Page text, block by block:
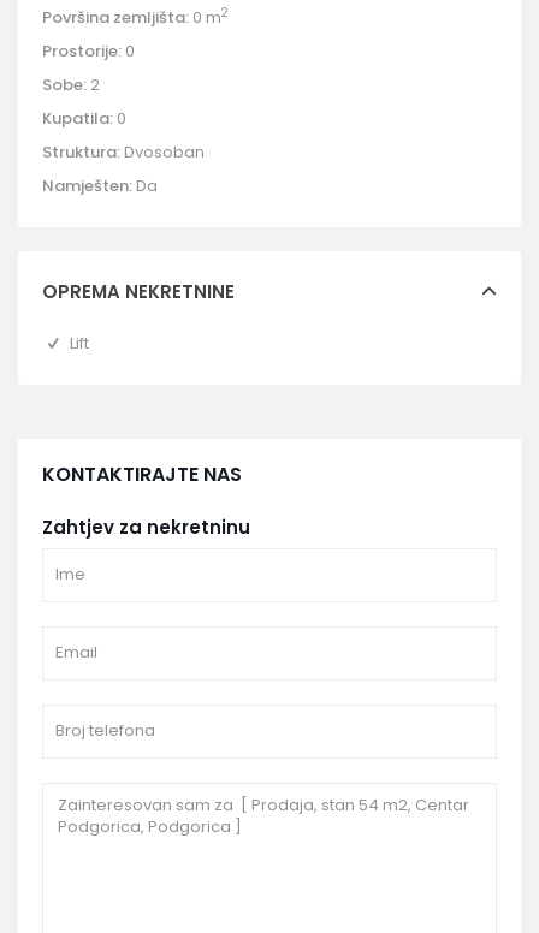
Površina zemljišta: 0 m2
Prostorije: 0
Sobe: 2
Kupatila: 0
Struktura: Dvosoban
Namješten: Da
OPREMA NEKRETNINE
Lift
KONTAKTIRAJTE NAS
Zahtjev za nekretninu